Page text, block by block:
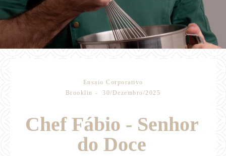
Ensaio Corporativo
Brooklin
30/Dezembro/2025
Chef Fábio - Senhor
do Doce